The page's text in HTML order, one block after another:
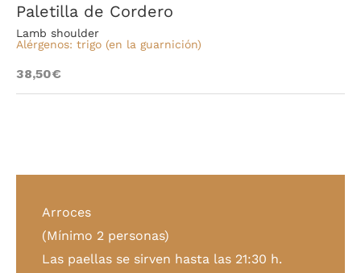
Paletilla de Cordero
Lamb shoulder
Alérgenos: trigo (en la guarnición)
38,50€
Arroces
(Mínimo 2 personas)
Las paellas se sirven hasta las 21:30 h.